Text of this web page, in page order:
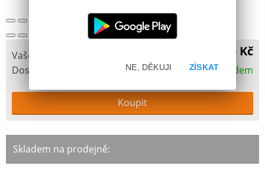
Vaše cena 15 Kč
Dostupnost Skladem
Skladem na prodejně:
ZÍSKAT
NE, DĚKUJI